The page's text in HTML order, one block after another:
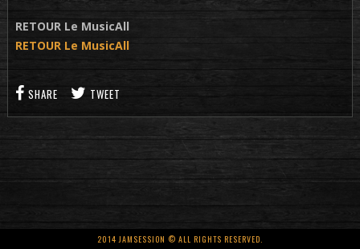
RETOUR Le MusicAll
RETOUR Le MusicAll
SHARE TWEET
2014 JAMSESSION © ALL RIGHTS RESERVED.